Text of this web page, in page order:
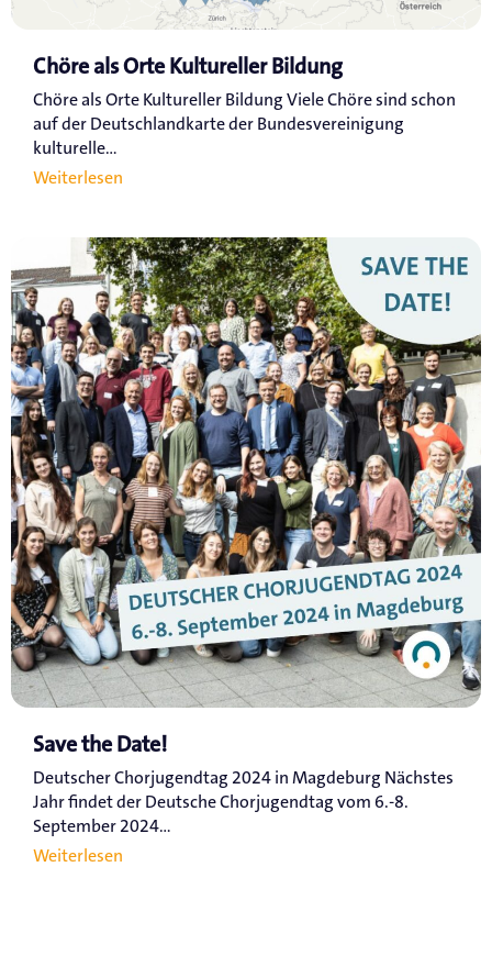
Chöre als Orte Kultureller Bildung
Chöre als Orte Kultureller Bildung Viele Chöre sind schon
auf der Deutschlandkarte der Bundesvereinigung
kulturelle...
Weiterlesen
Save the Date!
Deutscher Chorjugendtag 2024 in Magdeburg Nächstes
Jahr findet der Deutsche Chorjugendtag vom 6.-8.
September 2024...
Weiterlesen